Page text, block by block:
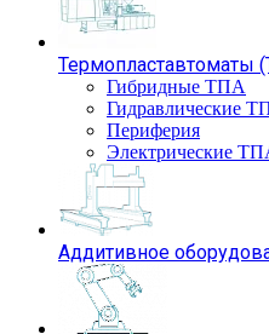
Термопластавтоматы
Гибридные ТПА
Гидравлические
Периферия
Электрические
Аддитивное